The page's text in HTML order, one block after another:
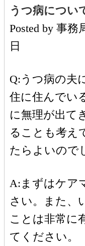
うつ病につい
Posted by 事務
日
Q:うつ病の夫
住に住んでい
に無理が出て
ることも考え
たらよいので
A:まずはケア
さい。また、
ことは非常に
てください。